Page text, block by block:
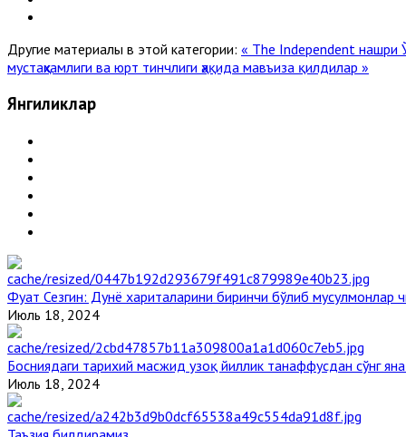
Другие материалы в этой категории: « The Independent нашри
мустаҳкамлиги ва юрт тинчлиги ҳақида мавъиза қилдилар »
Янгиликлар
Фуат Сезгин: Дунё хариталарини биринчи бўлиб мусулмонлар
Июль 18, 2024
Босниядаги тарихий масжид узоқ йиллик танаффусдан сўнг
Июль 18, 2024